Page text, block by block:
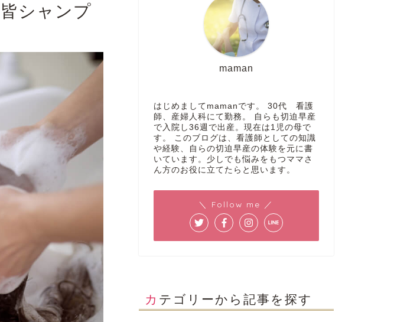
シャンプ
maman
はじめましてmamanです。 30代 看護
師、産婦人科にて勤務。 自らも切迫早産
で入院し36週で出産。現在は1児の母で
す。 このブログは、看護師としての知識
や経験、自らの切迫早産の体験を元に書
いています。少しでも悩みをもつママさ
ん方のお役に立てたらと思います。
＼ Follow me ／
カテゴリーから記事を探す